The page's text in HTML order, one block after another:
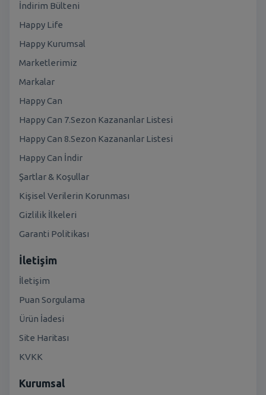
İndirim Bülteni
Happy Life
Happy Kurumsal
Marketlerimiz
Markalar
Happy Can
Happy Can 7.Sezon Kazananlar Listesi
Happy Can 8.Sezon Kazananlar Listesi
Happy Can İndir
Şartlar & Koşullar
Kişisel Verilerin Korunması
Gizlilik İlkeleri
Garanti Politikası
İletişim
İletişim
Puan Sorgulama
Ürün İadesi
Site Haritası
KVKK
Kurumsal